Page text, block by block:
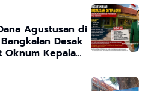
Agustusan di
Desak
Oknum Kepala